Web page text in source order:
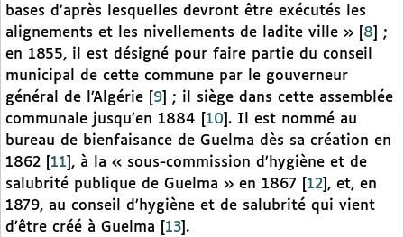
bases d’après lesquelles devront être exécutés les
alignements et les nivellements de ladite ville »
8
;
en 1855, il est désigné pour faire partie du conseil
municipal de cette commune par le gouverneur
général de l’Algérie
9
; il siège dans cette assemblée
communale jusqu’en 1884
10 . Il est nommé au
bureau de bienfaisance de Guelma dès sa création en
1862
11 , à la « sous-commission d’hygiène et de
salubrité publique de Guelma » en 1867
12 , et, en
1879, au conseil d’hygiène et de salubrité qui vient
d’être créé à Guelma
13 .